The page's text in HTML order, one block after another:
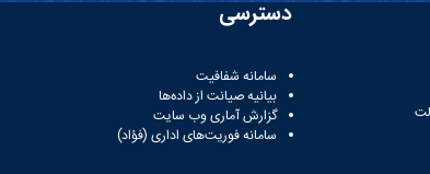
دسترسی
سامانه شفافیت
بیانیه صیانت از داده‌ها
گزارش آماری وب‌ سایت
سامانه فوریت‌های اداری (فؤاد)